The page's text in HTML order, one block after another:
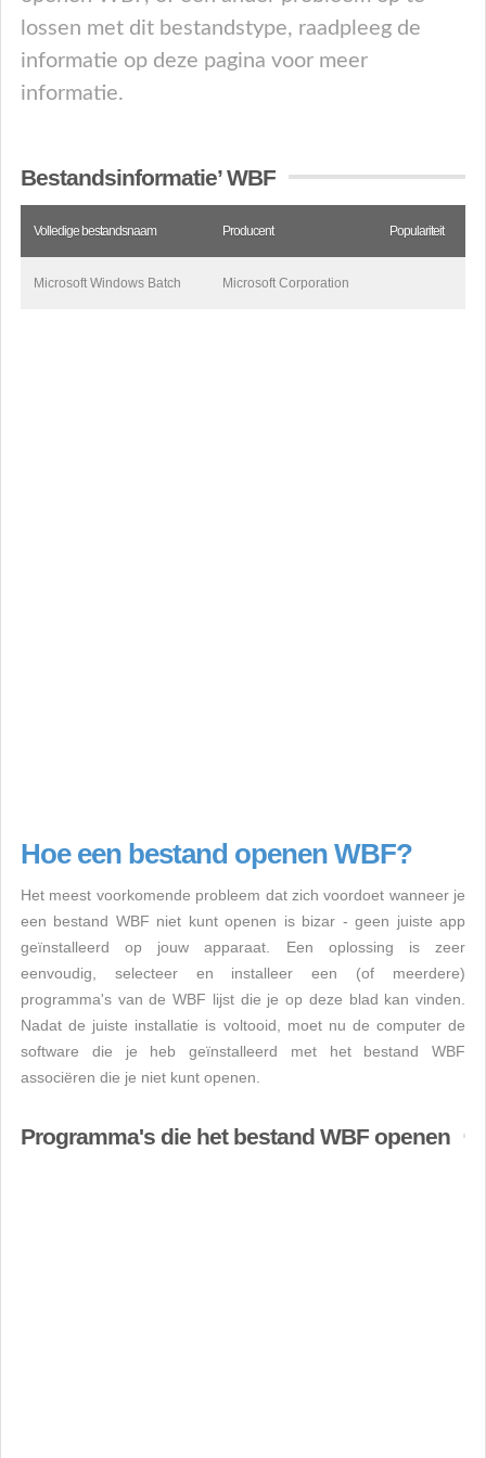
lossen met dit bestandstype, raadpleeg de
informatie op deze pagina voor meer
informatie.
Bestandsinformatie’ WBF
Volledige bestandsnaam Producent Populariteit
Microsoft Windows Batch Microsoft Corporation
Hoe een bestand openen WBF?
Het meest voorkomende probleem dat zich voordoet wanneer je
een bestand WBF niet kunt openen is bizar - geen juiste app
geïnstalleerd op jouw apparaat. Een oplossing is zeer
eenvoudig, selecteer en installeer een (of meerdere)
programma's van de WBF lijst die je op deze blad kan vinden.
Nadat de juiste installatie is voltooid, moet nu de computer de
software die je heb geïnstalleerd met het bestand WBF
associëren die je niet kunt openen.
Programma's die het bestand WBF openen